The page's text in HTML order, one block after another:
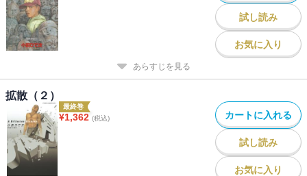
試し読み
お気に入り
あらすじを見る
拡散（２）
最終巻
¥1,362 (税込) カートに入れる
試し読み
お気に入り